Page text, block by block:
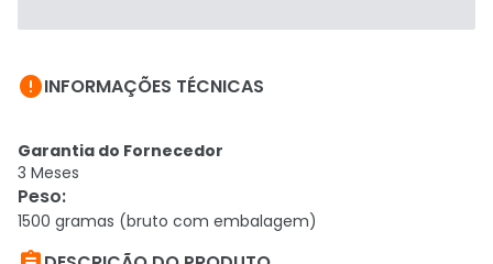
INFORMAÇÕES TÉCNICAS
Garantia do Fornecedor
3 Meses
Peso:
1500 gramas (bruto com embalagem)